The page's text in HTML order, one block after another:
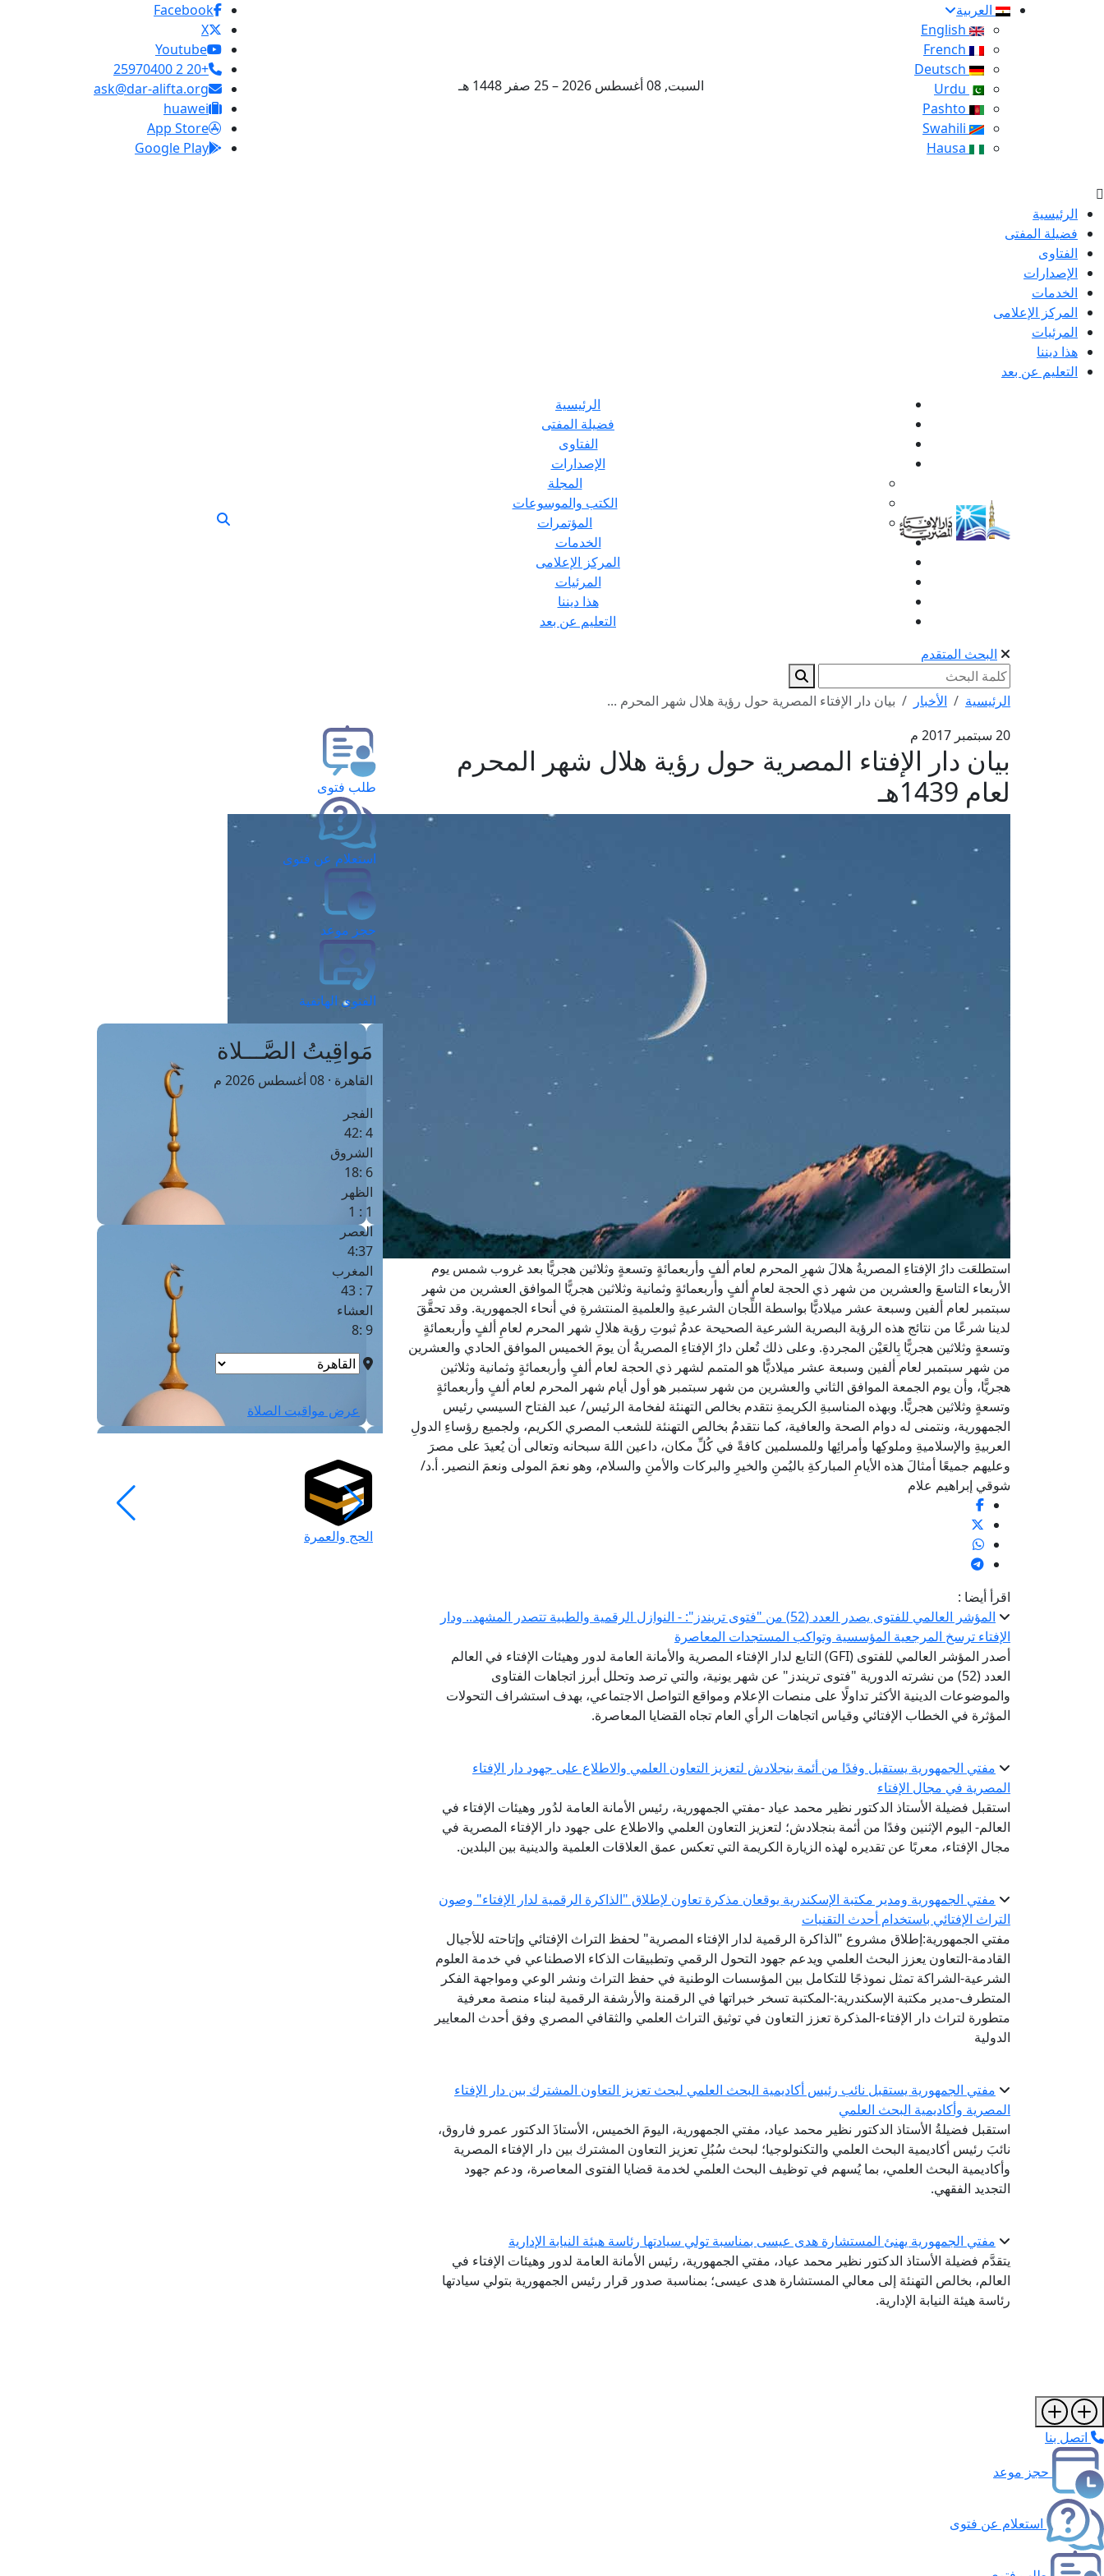
العربية
السبت, 08 أغسطس 2026 – 25 صفر 1448 هـ
Facebook
X
Youtube
+20 2 25970400
ask@dar-alifta.org
huawei
App Store
Google Play
الرئيسية
فضيلة المفتى
الفتاوى
الإصدارات
الخدمات
المركز الإعلامى
المرئيات
هذا ديننا
التعليم عن بعد
الرئيسية
فضيلة المفتى
الفتاوى
الإصدارات
المجلة
الكتب والموسوعات
المؤتمرات
الخدمات
المركز الإعلامى
المرئيات
هذا ديننا
التعليم عن بعد
البحث المتقدم
الرئيسية الأخبار
بيان دار الإفتاء المصرية حول رؤية هلال شهر المحرم ...
20 سبتمبر 2017 م
بيان دار الإفتاء المصرية حول رؤية هلال شهر المحرم
لعام 1439هـ
استطلعَت دارُ الإفتاءِ المصريةُ هلالَ شهرِ المحرم لعام ألفٍ وأربعمائةٍ وتسعةٍ وثلاثين هجريًّا بعد غروب شمس يوم
الأربعاء التاسعَ والعشرين من شهر ذي الحجة لعام ألفٍ وأربعمائةٍ وثمانية وثلاثين هجريًّا الموافق العشرين من شهر
سبتمبر لعام ألفين وسبعة عشر ميلاديًّا بواسطة اللِّجان الشرعيةِ والعلميةِ المنتشرةِ في أنحاء الجمهورية. وقد تحقَّقَ
لدينا شرعًا من نتائج هذه الرؤية البصرية الشرعية الصحيحة عدمُ ثبوتِ رؤية هلالِ شهر المحرم لعامِ ألفٍ وأربعمائةٍ
وتسعةٍ وثلاثين هجريًّا بِالعَيْن المجردةِ. وعلى ذلك تُعلن دارُ الإفتاءِ المصريةُ أن يومَ الخميس الموافق الحادي والعشرين
من شهر سبتمبر لعام ألفين وسبعة عشر ميلاديًّا هو المتمم لشهر ذي الحجة لعام ألفٍ وأربعمائةٍ وثمانية وثلاثين
هجريًّا، وأن يوم الجمعة الموافق الثاني والعشرين من شهر سبتمبر هو أول أيام شهر المحرم لعام ألفٍ وأربعمائةٍ
وتسعةٍ وثلاثين هجريًّا. وبهذه المناسبةِ الكريمةِ نتقدم بخالص التهنئة لفخامة الرئيس/ عبد الفتاح السيسي رئيس
الجمهورية، ونتمنى له دوام الصحة والعافية، كما نتقدمُ بخالص التهنئة للشعب المصري الكريم، ولجميع رؤساءِ الدولِ
العربيةِ والإسلاميةِ وملوكِها وأمرائِها وللمسلمين كافةً في كُلِّ مكان، داعين اللهَ سبحانه وتعالى أن يُعيدَ على مصرَ
وعليهم جميعًا أمثالَ هذه الأيامِ المباركةِ باليُمنِ والخيرِ والبركات والأمنِ والسلام، وهو نعمَ المولى ونعمَ النصير. أ.د/
شوقي إبراهيم علام
اقرأ أيضا :
المؤشر العالمي للفتوى يصدر العدد (52) من "فتوى تريندز": - النوازل الرقمية والطبية تتصدر المشهد.. ودار
الإفتاء ترسخ المرجعية المؤسسية وتواكب المستجدات المعاصرة
أصدر المؤشر العالمي للفتوى (GFI) التابع لدار الإفتاء المصرية والأمانة العامة لدور وهيئات الإفتاء في العالم
العدد (52) من نشرته الدورية "فتوى تريندز" عن شهر يونية، والتي ترصد وتحلل أبرز اتجاهات الفتاوى
والموضوعات الدينية الأكثر تداولًا على منصات الإعلام ومواقع التواصل الاجتماعي، بهدف استشراف التحولات
المؤثرة في الخطاب الإفتائي وقياس اتجاهات الرأي العام تجاه القضايا المعاصرة.
مفتي الجمهورية يستقبل وفدًا من أئمة بنجلادش لتعزيز التعاون العلمي والاطلاع على جهود دار الإفتاء
المصرية في مجال الإفتاء
استقبل فضيلة الأستاذ الدكتور نظير محمد عياد -مفتي الجمهورية، رئيس الأمانة العامة لدُور وهيئات الإفتاء في
العالم- اليوم الإثنين وفدًا من أئمة بنجلادش؛ لتعزيز التعاون العلمي والاطلاع على جهود دار الإفتاء المصرية في
مجال الإفتاء، معربًا عن تقديره لهذه الزيارة الكريمة التي تعكس عمق العلاقات العلمية والدينية بين البلدين.
مفتي الجمهورية ومدير مكتبة الإسكندرية يوقعان مذكرة تعاون لإطلاق "الذاكرة الرقمية لدار الإفتاء" وصون
التراث الإفتائي باستخدام أحدث التقنيات
مفتي الجمهورية:إطلاق مشروع "الذاكرة الرقمية لدار الإفتاء المصرية" لحفظ التراث الإفتائي وإتاحته للأجيال
القادمة-التعاون يعزز البحث العلمي ويدعم جهود التحول الرقمي وتطبيقات الذكاء الاصطناعي في خدمة العلوم
الشرعية-الشراكة تمثل نموذجًا للتكامل بين المؤسسات الوطنية في حفظ التراث ونشر الوعي ومواجهة الفكر
المتطرف-مدير مكتبة الإسكندرية:-المكتبة تسخر خبراتها في الرقمنة والأرشفة الرقمية لبناء منصة معرفية
متطورة لتراث دار الإفتاء-المذكرة تعزز التعاون في توثيق التراث العلمي والثقافي المصري وفق أحدث المعايير
الدولية
مفتي الجمهورية يستقبل نائب رئيس أكاديمية البحث العلمي لبحث تعزيز التعاون المشترك بين دار الإفتاء
المصرية وأكاديمية البحث العلمي
استقبل فضيلةُ الأستاذ الدكتور نظير محمد عياد، مفتي الجمهورية، اليومَ الخميس، الأستاذَ الدكتور عمرو فاروق،
نائبَ رئيس أكاديمية البحث العلمي والتكنولوجيا؛ لبحث سُبُلِ تعزيز التعاون المشترك بين دار الإفتاء المصرية
وأكاديمية البحث العلمي، بما يُسهم في توظيف البحث العلمي لخدمة قضايا الفتوى المعاصرة، ودعم جهود
التجديد الفقهي.
مفتي الجمهورية يهنئ المستشارة هدى عيسى بمناسبة تولي سيادتها رئاسة هيئة النيابة الإدارية
يتقدَّم فضيلة الأستاذ الدكتور نظير محمد عياد، مفتي الجمهورية، رئيس الأمانة العامة لدور وهيئات الإفتاء في
العالم، بخالص التهنئة إلى معالي المستشارة هدى عيسى؛ بمناسبة صدور قرار رئيس الجمهورية بتولي سيادتها
رئاسة هيئة النيابة الإدارية.
طلب فتوى
استعلام عن فتوى
حجز موعد
الفتوى الهاتفية
مَواقِيتُ الصَّـــلاة
القاهرة · 08 أغسطس 2026 م
الفجر
4 :42
الشروق
6 :18
الظهر
1 : 1
العصر
4:37
المغرب
7 : 43
العشاء
9 :8
عرض مواقيت الصلاة
الحج والعمرة
اتصل بنا
حجز موعد
استعلام عن فتوى